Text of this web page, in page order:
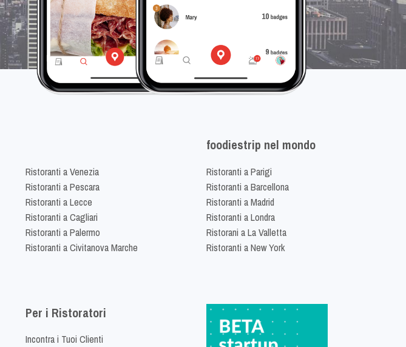
Ristoranti a Venezia
Ristoranti a Pescara
Ristoranti a Lecce
Ristoranti a Cagliari
Ristoranti a Palermo
Ristoranti a Civitanova Marche
foodiestrip nel mondo
Ristoranti a Parigi
Ristoranti a Barcellona
Ristoranti a Madrid
Ristoranti a Londra
Ristorani a La Valletta
Ristoranti a New York
Per i Ristoratori
Incontra i Tuoi Clienti